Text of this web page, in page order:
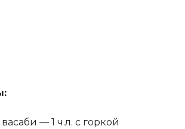
— 1 ч.л. с горкой